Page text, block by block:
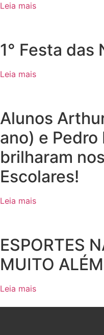
Leia mais
1° Festa das
Leia mais
Alunos
ano) e Pedro
brilharam
Escolares!
Leia mais
ESPORTES
MUITO
Leia mais